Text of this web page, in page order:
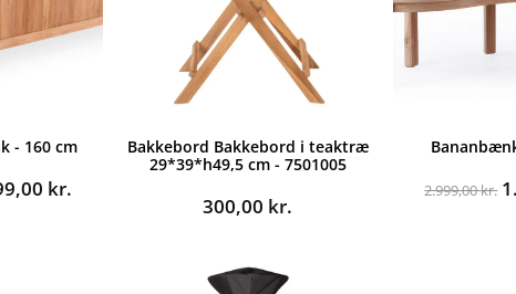
- 160 cm
kr.
Bakkebord Bakkebord i teaktræ
29*39*h49,5 cm - 7501005
300,00 kr.
2.999,00kr.